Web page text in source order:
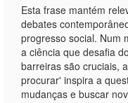
Esta frase mantém
debates
progresso social. Num
a ciência que desafia
barreiras são cruciais,
procurar' inspira a
mudanças e buscar